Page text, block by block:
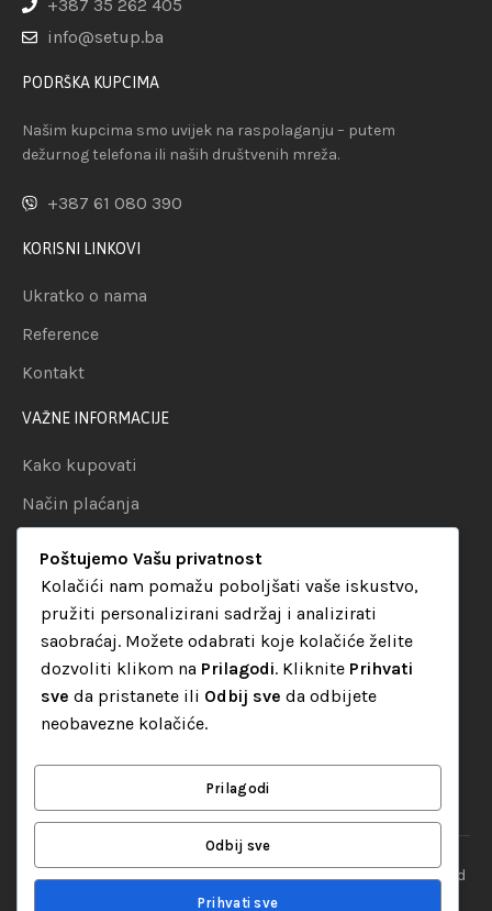
+387 35 262 405
info@setup.ba
PODRŠKA KUPCIMA
Našim kupcima smo uvijek na raspolaganju – putem
dežurnog telefona ili naših društvenih mreža.
+387 61 080 390
KORISNI LINKOVI
Ukratko o nama
Reference
Kontakt
VAŽNE INFORMACIJE
Kako kupovati
Način plaćanja
Politika privatnosti
KATEGORIJE
Audio oprema
LED dekorativna rasvjeta
“Set Up S” d.o.o. Tuzla, sva prava pridržana© 2026 || Designed
Poštujemo Vašu privatnost
Kolačići nam pomažu poboljšati vaše iskustvo,
pružiti personalizirani sadržaj i analizirati
saobraćaj. Možete odabrati koje kolačiće želite
dozvoliti klikom na Prilagodi. Kliknite Prihvati
sve da pristanete ili Odbij sve da odbijete
neobavezne kolačiće.
Prilagodi
Odbij sve
Prihvati sve